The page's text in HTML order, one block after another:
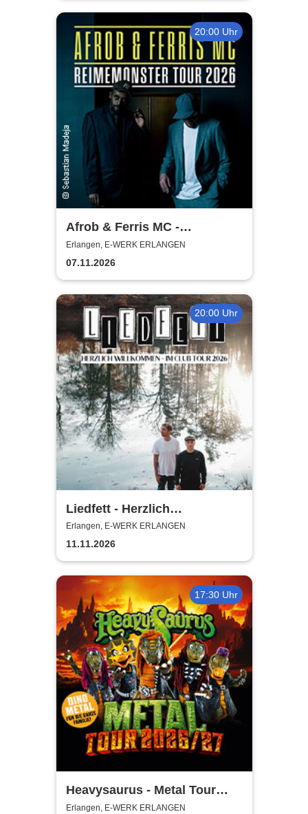
20:00 Uhr
Afrob & Ferris MC -
Reimemonster Tour 2026
Erlangen, E-WERK ERLANGEN
07.11.2026
20:00 Uhr
Liedfett - Herzlich
Willkommen - Im Club Tour
2026
Erlangen, E-WERK ERLANGEN
11.11.2026
17:30 Uhr
Heavysaurus - Metal Tour
2026/27
Erlangen, E-WERK ERLANGEN